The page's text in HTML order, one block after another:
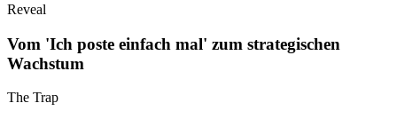
Reveal
Vom 'Ich poste einfach mal' zum strategischen
Wachstum
The Trap